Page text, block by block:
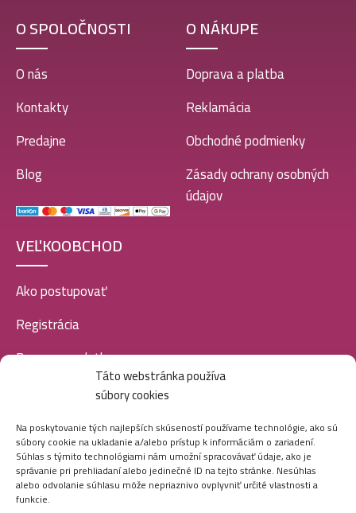
Táto webstránka používa
súbory cookies
Na poskytovanie tých najlepších skúseností používame technológie, ako sú
súbory cookie na ukladanie a/alebo prístup k informáciám o zariadení.
Súhlas s týmito technológiami nám umožní spracovávať údaje, ako je
správanie pri prehliadaní alebo jedinečné ID na tejto stránke. Nesúhlas
alebo odvolanie súhlasu môže nepriaznivo ovplyvniť určité vlastnosti a
funkcie.
O SPOLOČNOSTI
O nás
Kontakty
Predajne
Blog
O NÁKUPE
Doprava a platba
Reklamácia
Obchodné podmienky
Zásady ochrany osobných
údajov
VEĽKOOBCHOD
Ako postupovať
Registrácia
Doprava a platba
SOCIÁLNE SIETE